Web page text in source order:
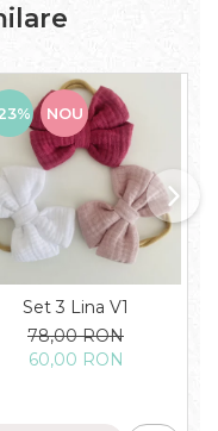
NOU
Set 3 Lina V1
78,00 RON
60,00 RON